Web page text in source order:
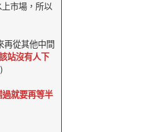
市場，所以
從其他中間
站沒有人下
)
就要再等半